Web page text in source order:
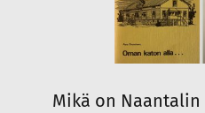
Mikä on Naantalin